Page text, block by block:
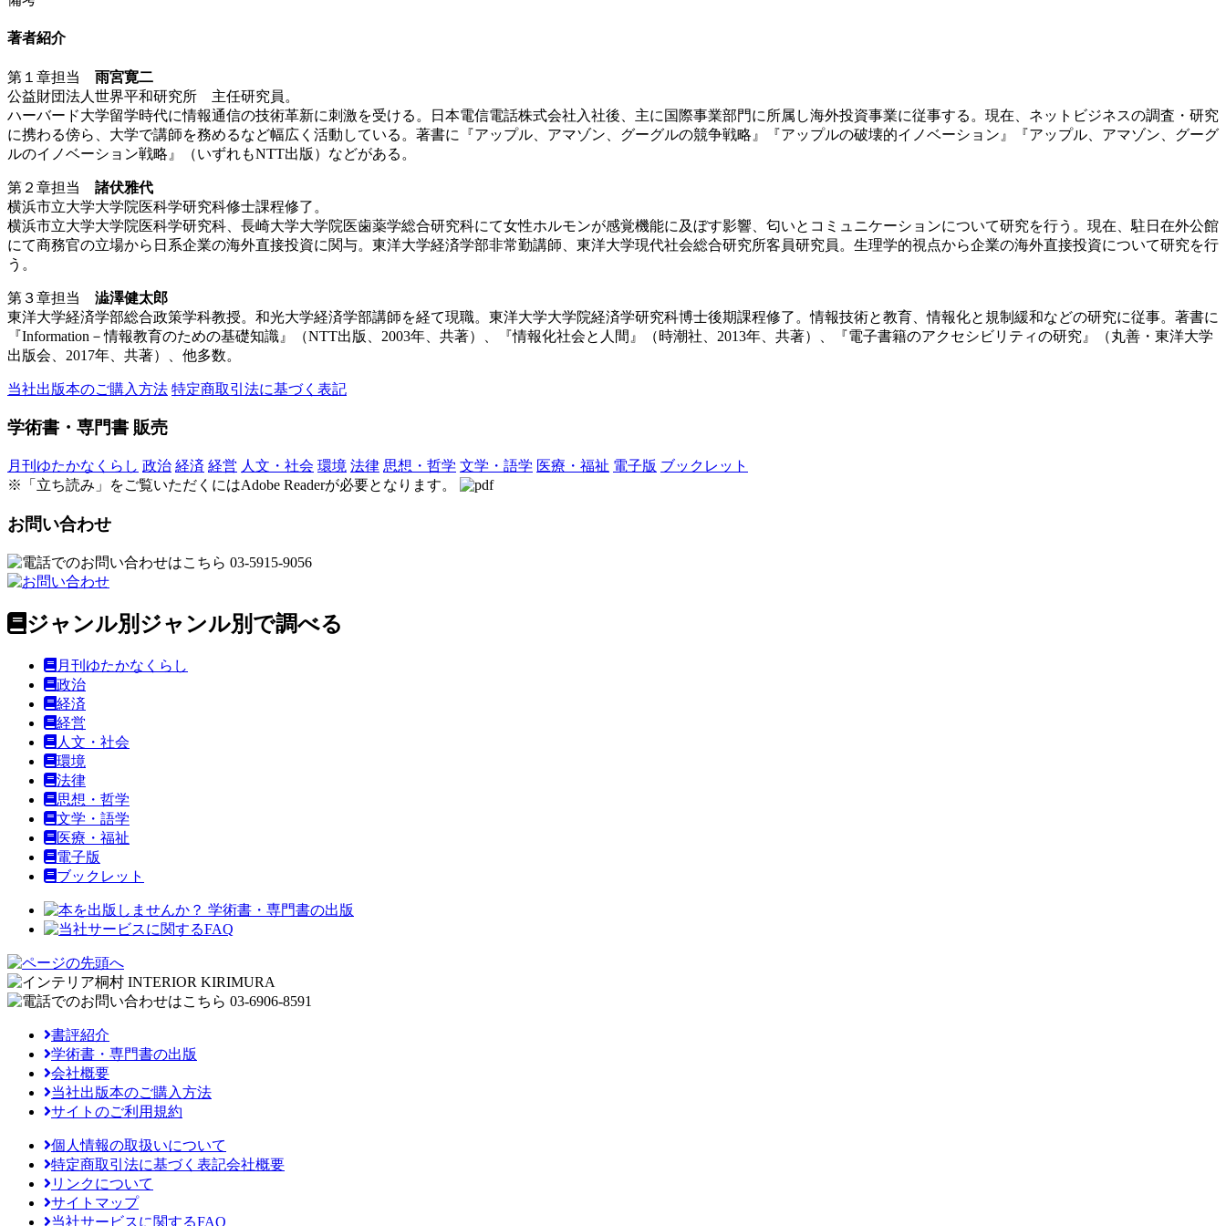
著者紹介
第１章担当 雨宮寛二
公益財団法人世界平和研究所 主任研究員。
ハーバード大学留学時代に情報通信の技術革新に刺激を受ける。日本電信電話株式会社入社後、主に国際事業部門に所属し海外投資事業に従事する。現在、ネットビジネスの調査・研究
に携わる傍ら、大学で講師を務めるなど幅広く活動している。著書に『アップル、アマゾン、グーグルの競争戦略』『アップルの破壊的イノベーション』『アップル、アマゾン、グーグ
ルのイノベーション戦略』（いずれもNTT出版）などがある。
第２章担当 諸伏雅代
横浜市立大学大学院医科学研究科修士課程修了。
横浜市立大学大学院医科学研究科、長崎大学大学院医歯薬学総合研究科にて女性ホルモンが感覚機能に及ぼす影響、匂いとコミュニケーションについて研究を行う。現在、駐日在外公館
にて商務官の立場から日系企業の海外直接投資に関与。東洋大学経済学部非常勤講師、東洋大学現代社会総合研究所客員研究員。生理学的視点から企業の海外直接投資について研究を行
う。
第３章担当 澁澤健太郎
東洋大学経済学部総合政策学科教授。和光大学経済学部講師を経て現職。東洋大学大学院経済学研究科博士後期課程修了。情報技術と教育、情報化と規制緩和などの研究に従事。著書に
『Information－情報教育のための基礎知識』（NTT出版、2003年、共著）、『情報化社会と人間』（時潮社、2013年、共著）、『電子書籍のアクセシビリティの研究』（丸善・東洋大学
出版会、2017年、共著）、他多数。
当社出版本のご購入方法 特定商取引法に基づく表記
学術書・専門書 販売
月刊ゆたかなくらし 政治 経済 経営 人文・社会 環境 法律 思想・哲学 文学・語学 医療・福祉 電子版 ブックレット
※
「立ち読み」をご覧いただくにはAdobe Readerが必要となります。
お問い合わせ
ジャンル別 ジャンル別で調べる
月刊ゆたかなくらし
政治
経済
経営
人文・社会
環境
法律
思想・哲学
文学・語学
医療・福祉
電子版
ブックレット
書評紹介
学術書・専門書の出版
会社概要
当社出版本のご購入方法
サイトのご利用規約
個人情報の取扱いについて
特定商取引法に基づく表記会社概要
リンクについて
サイトマップ
当社サービスに関するFAQ